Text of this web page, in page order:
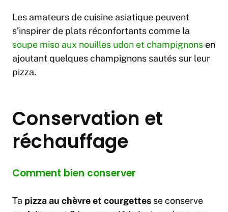
Les amateurs de cuisine asiatique peuvent
s’inspirer de plats réconfortants comme la
soupe miso aux nouilles udon et champignons en
ajoutant quelques champignons sautés sur leur
pizza.
Conservation et
réchauffage
Comment bien conserver
Ta pizza au chèvre et courgettes se conserve